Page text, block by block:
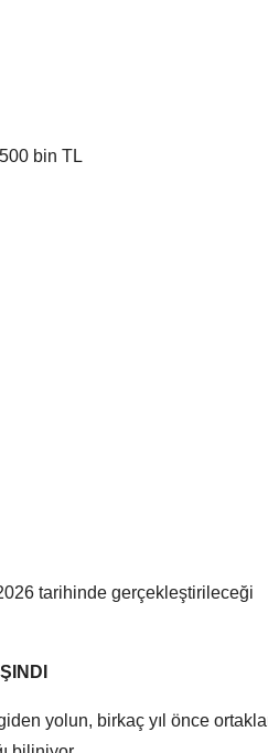
bin TL
tarihinde gerçekleştirileceği
yolun, birkaç yıl önce